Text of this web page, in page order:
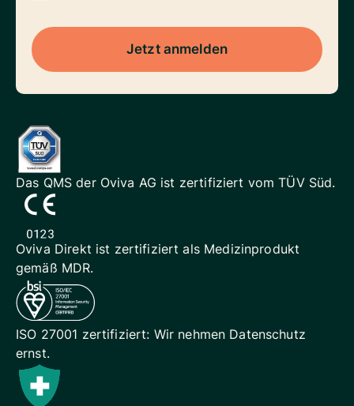
Jetzt anmelden
Das QMS der Oviva AG ist zertifiziert vom TÜV Süd.
Oviva Direkt ist zertifiziert als Medizinprodukt
gemäß MDR.
ISO 27001 zertifiziert: Wir nehmen Datenschutz
ernst.